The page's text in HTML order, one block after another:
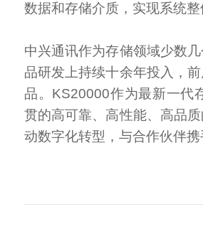
数据和存储介质，实现系统整
中兴通讯作为存储领域少数
品研发上持续十余年投入，
品。KS20000作为最新一代
贯的高可靠、高性能、高品
动数字化转型，与合作伙伴携